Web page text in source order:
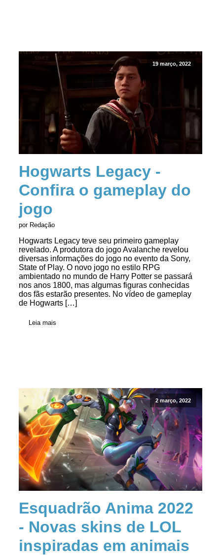
19 março, 2022
Hogwarts Legacy -
Confira o gameplay do
jogo
por Redação
Hogwarts Legacy teve seu primeiro gameplay
revelado. A produtora do jogo Avalanche revelou
diversas informações do jogo no evento da Sony,
State of Play. O novo jogo no estilo RPG
ambientado no mundo de Harry Potter se passará
nos anos 1800, mas algumas figuras conhecidas
dos fãs estarão presentes. No vídeo de gameplay
de Hogwarts […]
Leia mais
2 março, 2022
Esquadrão Anima 2022
- Novas skins de LOL
inspiradas em animais